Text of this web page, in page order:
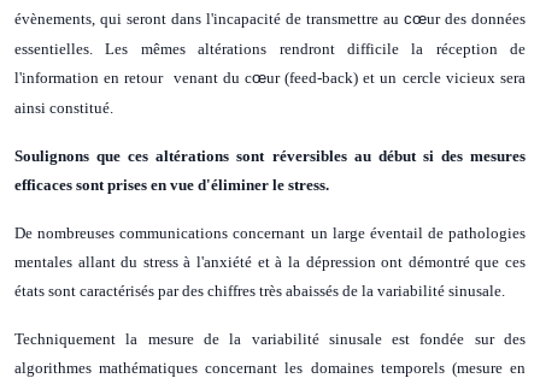
évènements, qui seront dans l'incapacité de transmettre au cœur des données
essentielles. Les mêmes altérations rendront difficile la réception de
l'information en retour venant du cœur (feed-back) et un cercle vicieux sera
ainsi constitué.
Soulignons que ces altérations sont réversibles au début si des mesures
efficaces sont prises en vue d'éliminer le stress.
De nombreuses communications concernant un large éventail de pathologies
mentales allant du stress à l'anxiété et à la dépression ont démontré que ces
états sont caractérisés par des chiffres très abaissés de la variabilité sinusale.
Techniquement la mesure de la variabilité sinusale est fondée sur des
algorithmes mathématiques concernant les domaines temporels (mesure en